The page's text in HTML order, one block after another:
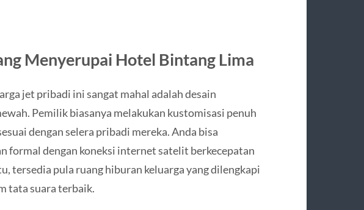
Menyerupai Hotel Bintang Lima
jet pribadi ini sangat mahal adalah desain
Pemilik biasanya melakukan kustomisasi penuh
dengan selera pribadi mereka. Anda bisa
formal dengan koneksi internet satelit berkecepatan
tersedia pula ruang hiburan keluarga yang dilengkapi
tata suara terbaik.